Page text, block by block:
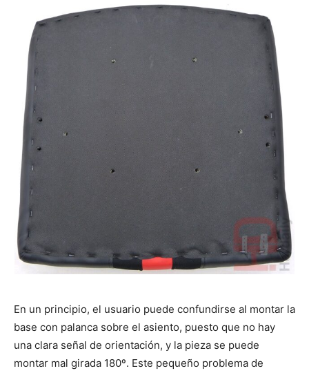
En un principio, el usuario puede confundirse al montar la
base con palanca sobre el asiento, puesto que no hay
una clara señal de orientación, y la pieza se puede
montar mal girada 180º. Este pequeño problema de